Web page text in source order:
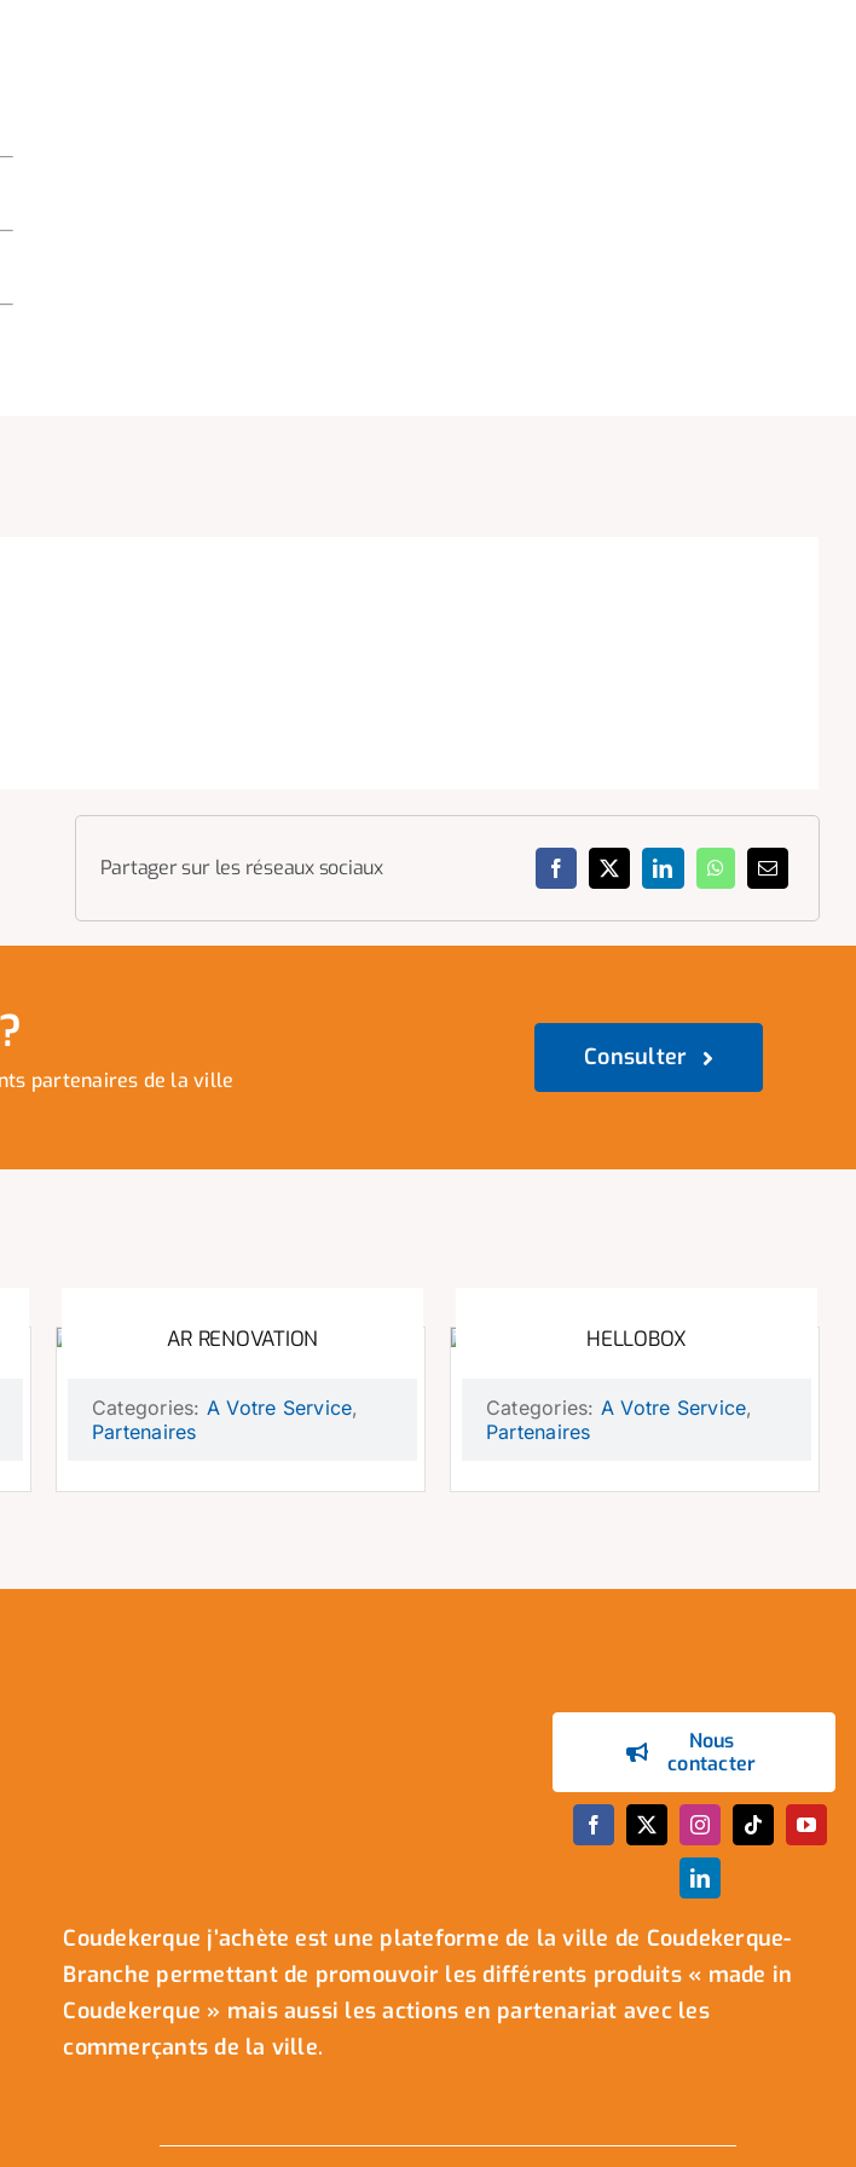
Partager sur les réseaux sociaux
partenaires de la ville
Consulter
AR RENOVATION
Categories: A Votre Service,
Partenaires
HELLOBOX
Categories: A Votre Service,
Partenaires
Nous
contacter
Coudekerque j’achète est une plateforme de la ville de Coudekerque-
Branche permettant de promouvoir les différents produits « made in
Coudekerque » mais aussi les actions en partenariat avec les
commerçants de la ville.